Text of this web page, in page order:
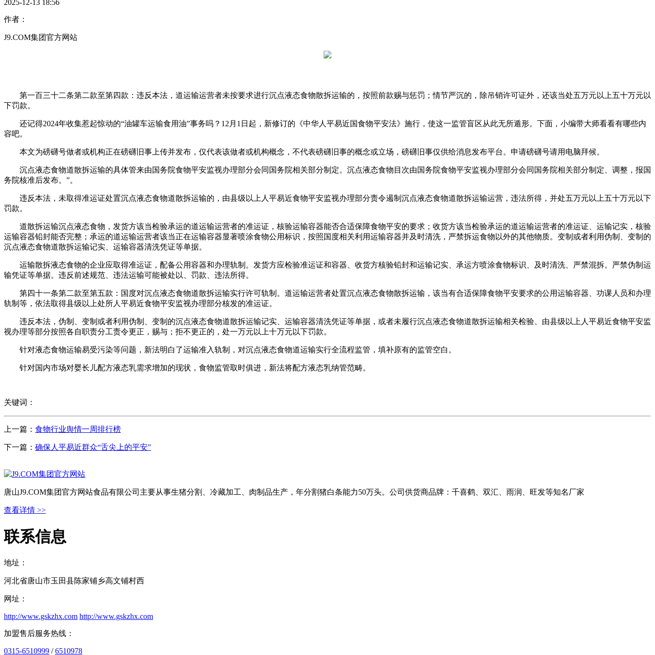
2025-12-13 18:56
作者：
J9.COM集团官方网站
第一百三十二条第二款至第四款：违反本法，道运输运营者未按要求进行沉点液态食物散拆运输的，按照前款赐与惩罚；情节严沉的，除吊销许可证外，还该当处五万元以上五十万元以
下罚款。
还记得2024年收集惹起惊动的“油罐车运输食用油”事务吗？12月1日起，新修订的《中华人平易近国食物平安法》施行，使这一监管盲区从此无所遁形。下面，小编带大师看看有哪些内
容吧。
本文为磅礴号做者或机构正在磅礴旧事上传并发布，仅代表该做者或机构概念，不代表磅礴旧事的概念或立场，磅礴旧事仅供给消息发布平台。申请磅礴号请用电脑拜候。
沉点液态食物道散拆运输的具体管来由国务院食物平安监视办理部分会同国务院相关部分制定。沉点液态食物目次由国务院食物平安监视办理部分会同国务院相关部分制定、调整，报国
务院核准后发布。”。
违反本法，未取得准运证处置沉点液态食物道散拆运输的，由县级以上人平易近食物平安监视办理部分责令遏制沉点液态食物道散拆运输运营，违法所得，并处五万元以上五十万元以下
罚款。
道散拆运输沉点液态食物，发货方该当检验承运的道运输运营者的准运证，核验运输容器能否合适保障食物平安的要求；收货方该当检验承运的道运输运营者的准运证、运输记实，核验
运输容器铅封能否完整；承运的道运输运营者该当正在运输容器显著喷涂食物公用标识，按照国度相关利用运输容器并及时清洗，严禁拆运食物以外的其他物质。变制或者利用伪制、变制的
沉点液态食物道散拆运输记实、运输容器清洗凭证等单据。
运输散拆液态食物的企业应取得准运证，配备公用容器和办理轨制。发货方应检验准运证和容器、收货方核验铅封和运输记实、承运方喷涂食物标识、及时清洗、严禁混拆。严禁伪制运
输凭证等单据。违反前述规范、违法运输可能被处以、罚款、违法所得。
第四十一条第二款至第五款：国度对沉点液态食物道散拆运输实行许可轨制。道运输运营者处置沉点液态食物散拆运输，该当有合适保障食物平安要求的公用运输容器、功课人员和办理
轨制等，依法取得县级以上处所人平易近食物平安监视办理部分核发的准运证。
违反本法，伪制、变制或者利用伪制、变制的沉点液态食物道散拆运输记实、运输容器清洗凭证等单据，或者未履行沉点液态食物道散拆运输相关检验、由县级以上人平易近食物平安监
视办理等部分按照各自职责分工责令更正，赐与；拒不更正的，处一万元以上十万元以下罚款。
针对液态食物运输易受污染等问题，新法明白了运输准入轨制，对沉点液态食物道运输实行全流程监管，填补原有的监管空白。
针对国内市场对婴长儿配方液态乳需求增加的现状，食物监管取时俱进，新法将配方液态乳纳管范畴。
关键词：
上一篇： 食物行业舆情一周排行榜
下一篇： 确保人平易近群众“舌尖上的平安”
唐山J9.COM集团官方网站食品有限公司主要从事生猪分割、冷藏加工、肉制品生产，年分割猪白条能力50万头。公司供货商品牌：千喜鹤、双汇、雨润、旺发等知名厂家
查看详情 >>
联系信息
地址：
河北省唐山市玉田县陈家铺乡高文铺村西
网址：
http://www.gskzhx.com http://www.gskzhx.com
加盟售后服务热线：
0315-6510999 /6510978